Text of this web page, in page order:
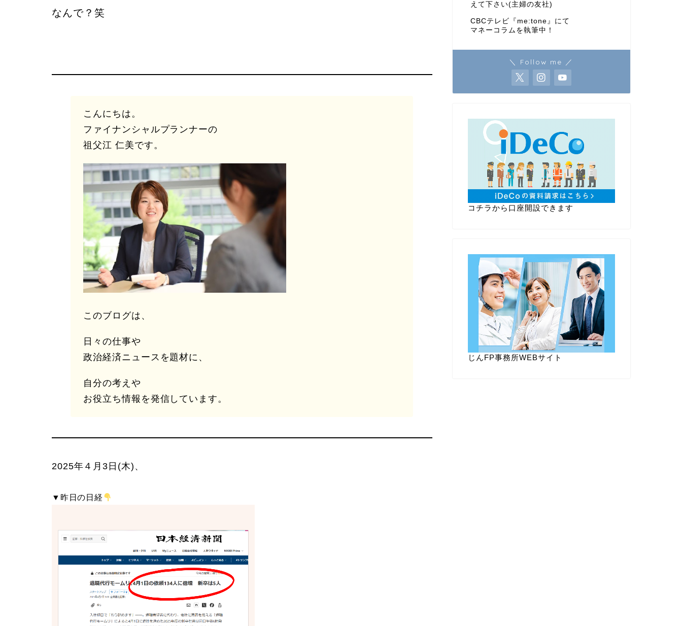
なんで？笑
こんにちは。
ファイナンシャルプランナーの
祖父江 仁美です。
このブログは、
日々の仕事や
政治経済ニュースを題材に、
自分の考えや
お役立ち情報を発信しています。
2025年４月3日(木)、
▼昨日の日経
えて下さい(主婦の友社)
CBCテレビ『me:tone』にて
マネーコラムを執筆中！
＼ Follow me ／
コチラから口座開設できます
じんFP事務所WEBサイト